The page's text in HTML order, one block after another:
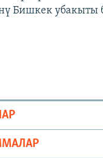
Бишкек